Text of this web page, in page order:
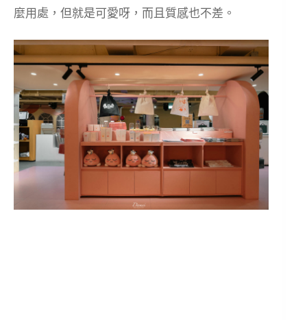
麼用處，但就是可愛呀，而且質感也不差。